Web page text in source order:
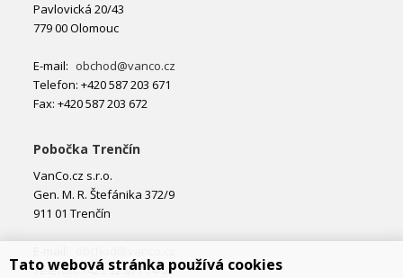
Pavlovická 20/43
779 00 Olomouc
E-mail: obchod@vanco.cz
Telefon: +420 587 203 671
Fax: +420 587 203 672
Pobočka Trenčín
VanCo.cz s.r.o.
Gen. M. R. Štefánika 372/9
911 01 Trenčín
Telefon: +421 32 877 74 02
Tato webová stránka používá cookies